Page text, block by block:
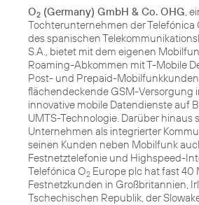
O2 (Germany) GmbH & Co. OHG,
Tochterunternehmen der Telefónica
des spanischen
S.A., bietet mit dem eigenen
Roaming-Abkommen mit T-Mobile
Post- und Prepaid-
flächendeckende GSM-Versorgung
innovative mobile Datendienste auf
UMTS-Technologie. Darüber hinaus
Unternehmen als integrierter
seinen Kunden neben Mobilfunk
Festnetztelefonie und Highspeed-
Telefónica O2 Europe plc hat fast 40
Festnetzkunden in Großbritannien,
Tschechischen Republik, der